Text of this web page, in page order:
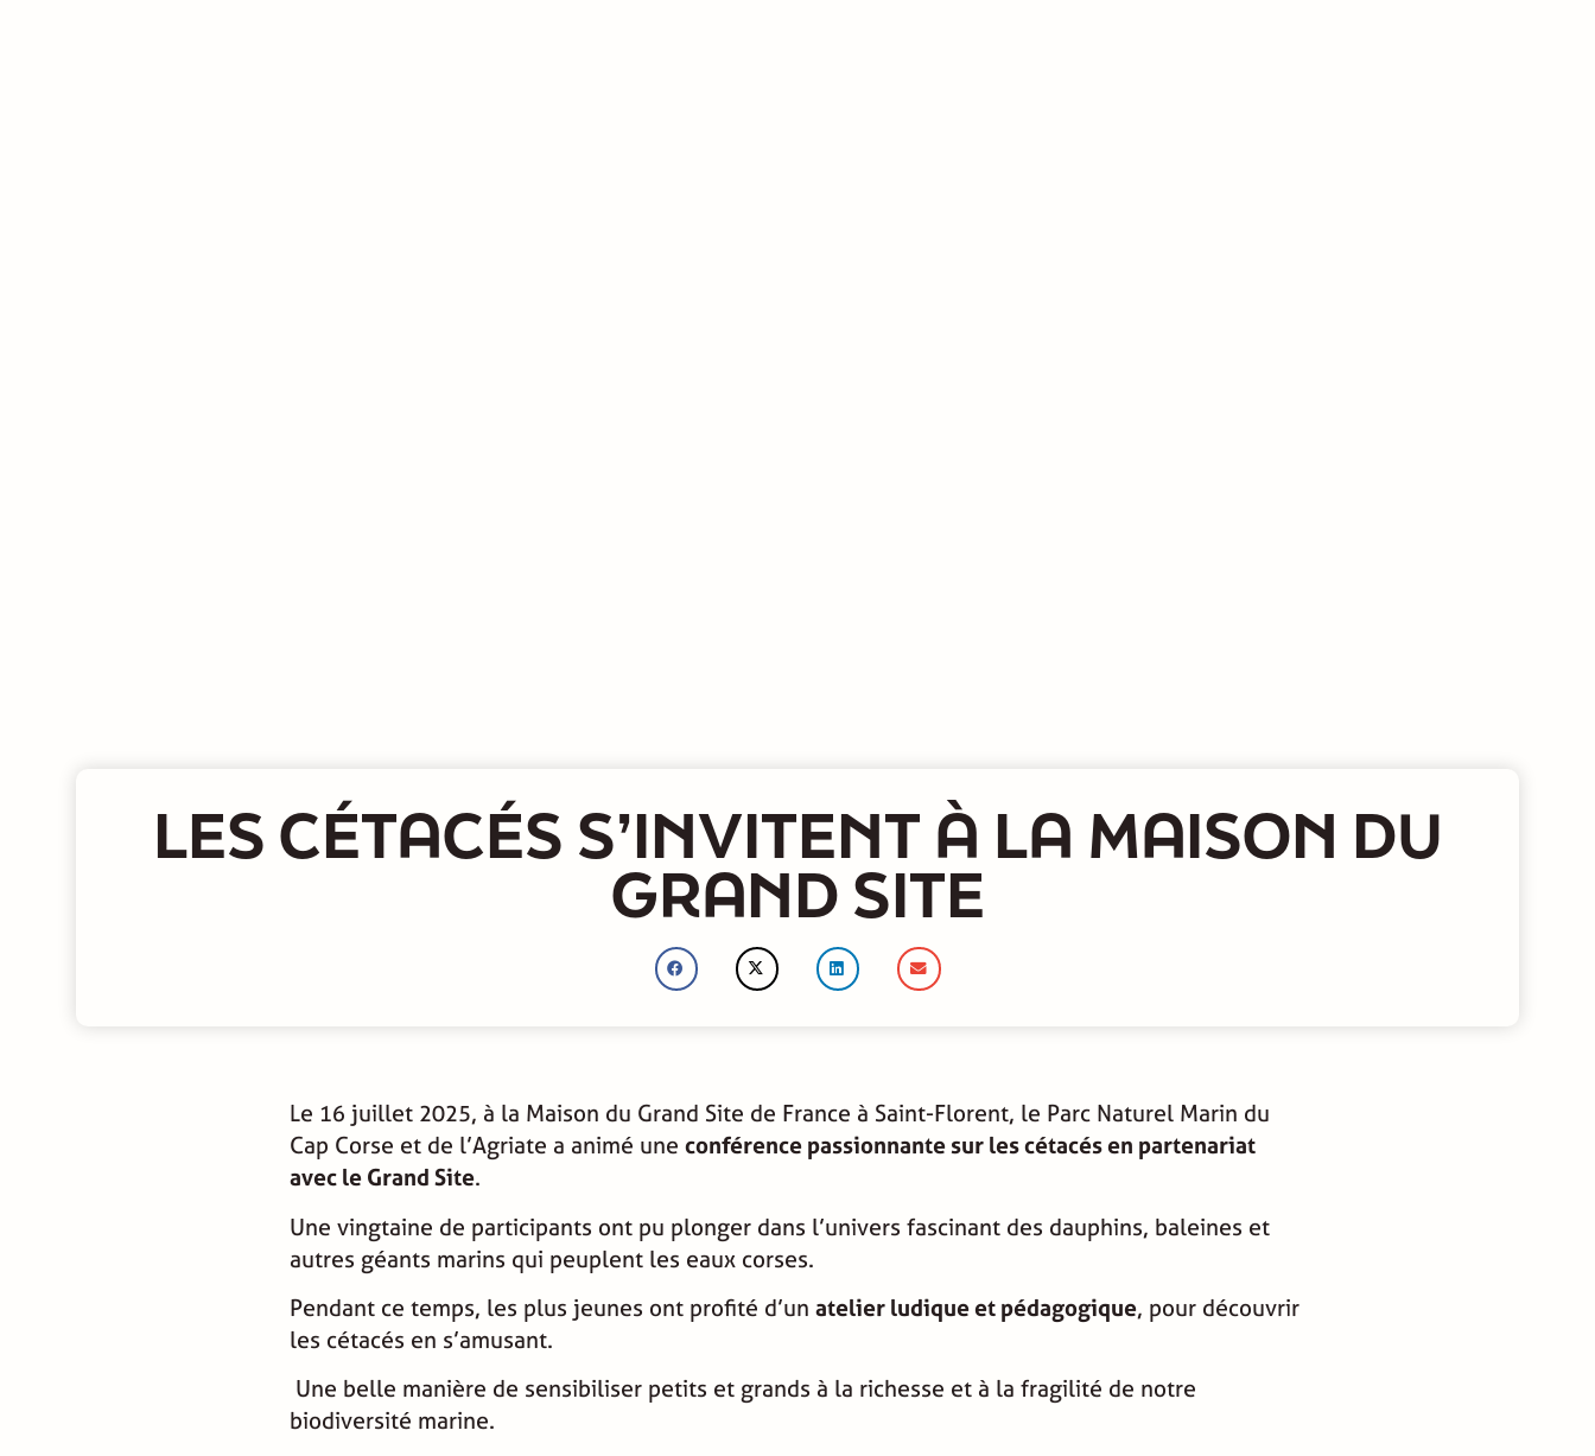
LES CÉTACÉS S’INVITENT À LA MAISON DU
GRAND SITE
Le 16 juillet 2025, à la Maison du Grand Site de France à Saint-Florent, le Parc Naturel Marin du
Cap Corse et de l’Agriate a animé une conférence passionnante sur les cétacés en partenariat
avec le Grand Site.
Une vingtaine de participants ont pu plonger dans l’univers fascinant des dauphins, baleines et
autres géants marins qui peuplent les eaux corses.
Pendant ce temps, les plus jeunes ont profité d’un atelier ludique et pédagogique, pour découvrir
les cétacés en s’amusant.
Une belle manière de sensibiliser petits et grands à la richesse et à la fragilité de notre
biodiversité marine.